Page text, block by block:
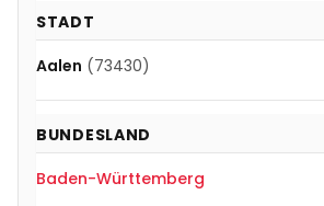
STADT
Aalen (73430)
BUNDESLAND
Baden-Württemberg